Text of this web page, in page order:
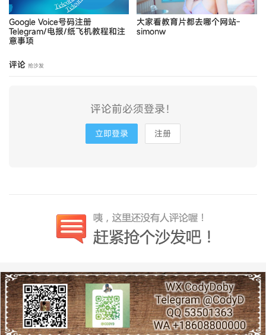
Google Voice号码注册
Telegram/电报/纸飞机教程和注
意事项
大家看教育片都去哪个网站-
simonw
评论 抢沙发
评论前必须登录！
立即登录 注册